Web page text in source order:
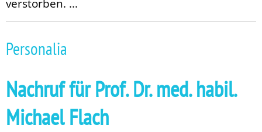
verstorben. ...
Personalia
Nachruf für Prof. Dr. med. habil.
Michael Flach